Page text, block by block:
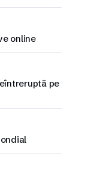
online
pe